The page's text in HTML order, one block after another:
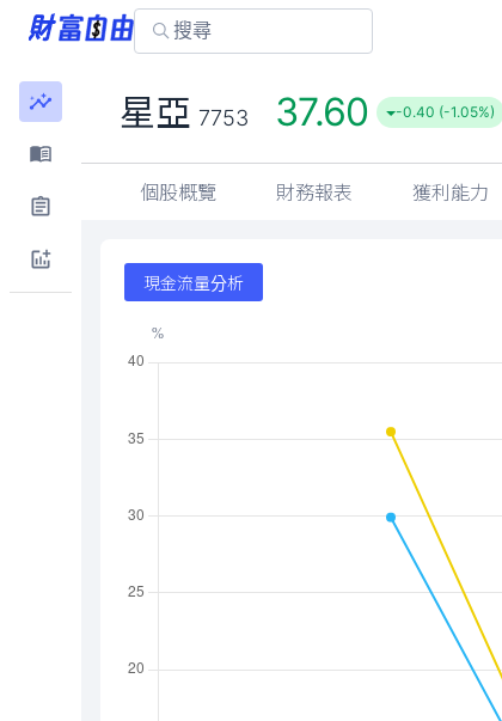
星亞 7753 37.60 -0.40 (-1.05%)
個股概覽 財務報表 獲利能力
現金流量分析